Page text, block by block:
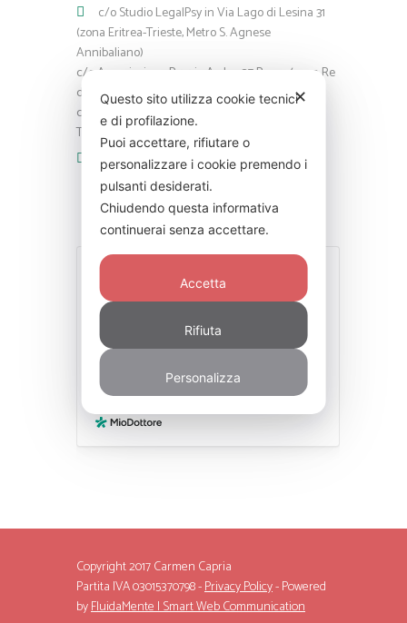
c/o Studio LegalPsy in Via Lago di Lesina 31
(zona Eritrea-Trieste, Metro S. Agnese
Annibaliano)
c/o Associazione Psy via Ardea 27 Roma (zona Re
di Roma)
c/o Studio Medico Via Gioberti, 54 Roma (zona
Termini)
info@carmencapria.com
Copyright 2017 Carmen Capria
Partita IVA 03015370798 -Privacy Policy- Powered
byFluidaMente | Smart Web Communication
✕
Questo sito utilizza cookie tecnici
e di profilazione.
Puoi accettare, rifiutare o
personalizzare i cookie premendo i
pulsanti desiderati.
Chiudendo questa informativa
continuerai senza accettare.
Accetta
Rifiuta
Personalizza